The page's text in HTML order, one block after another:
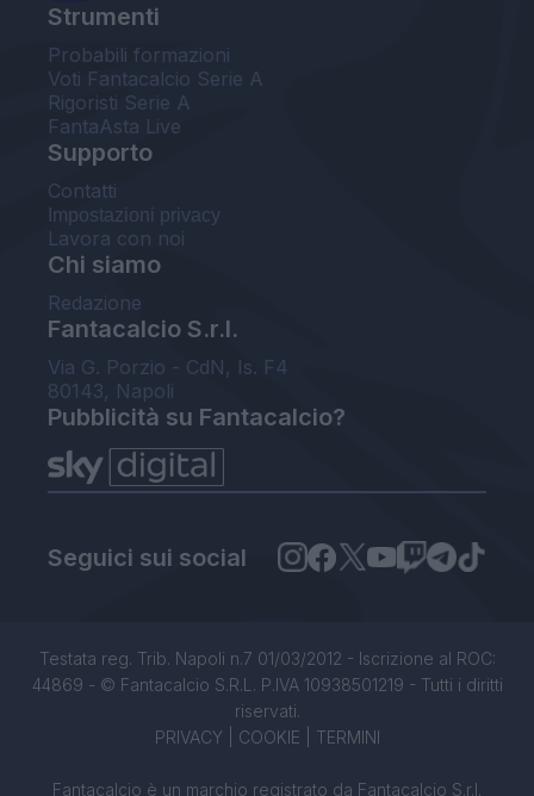
Strumenti
Probabili formazioni
Voti Fantacalcio Serie A
Rigoristi Serie A
FantaAsta Live
Supporto
Contatti
Impostazioni privacy
Lavora con noi
Chi siamo
Redazione
Fantacalcio S.r.l.
Via G. Porzio - CdN, Is. F4
80143, Napoli
Pubblicità su Fantacalcio?
Seguici sui social
Testata reg. Trib. Napoli n.7 01/03/2012 - Iscrizione al ROC:
44869 - © Fantacalcio S.R.L. P.IVA 10938501219 - Tutti i diritti
riservati.
PRIVACY| COOKIE TERMINI
Fantacalcio è un marchio registrato da Fantacalcio S.r.l.